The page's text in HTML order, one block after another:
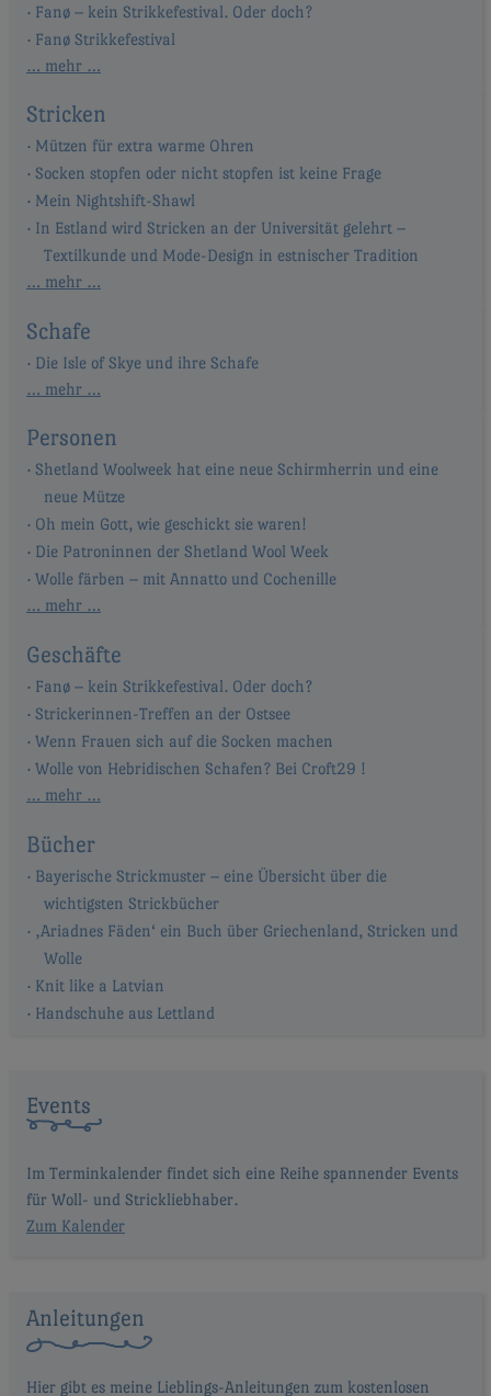
Fanø – kein Strikkefestival. Oder doch?
Fanø Strikkefestival
… mehr …
Stricken
Mützen für extra warme Ohren
Socken stopfen oder nicht stopfen ist keine Frage
Mein Nightshift-Shawl
In Estland wird Stricken an der Universität gelehrt –
Textilkunde und Mode-Design in estnischer Tradition
… mehr …
Schafe
Die Isle of Skye und ihre Schafe
… mehr …
Personen
Shetland Woolweek hat eine neue Schirmherrin und eine
neue Mütze
Oh mein Gott, wie geschickt sie waren!
Die Patroninnen der Shetland Wool Week
Wolle färben – mit Annatto und Cochenille
… mehr …
Geschäfte
Fanø – kein Strikkefestival. Oder doch?
Strickerinnen-Treffen an der Ostsee
Wenn Frauen sich auf die Socken machen
Wolle von Hebridischen Schafen? Bei Croft29 !
… mehr …
Bücher
Bayerische Strickmuster – eine Übersicht über die
wichtigsten Strickbücher
‚Ariadnes Fäden‘ ein Buch über Griechenland, Stricken und
Wolle
Knit like a Latvian
Handschuhe aus Lettland
Events
Im Terminkalender findet sich eine Reihe spannender Events
für Woll- und Strickliebhaber.
Zum Kalender
Anleitungen